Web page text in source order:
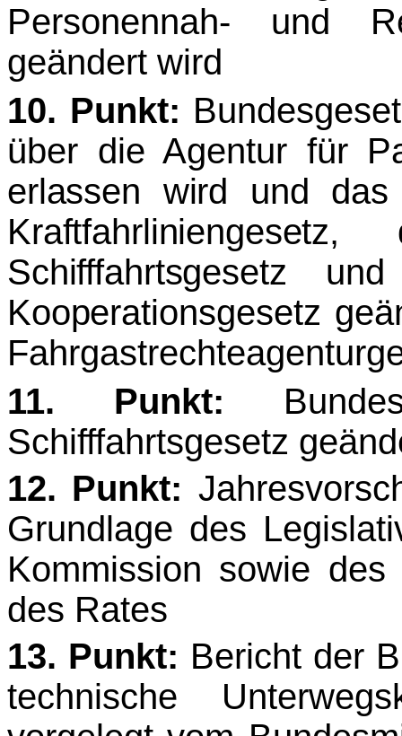
Personennah- und
geändert wird
10. Punkt:
über die Agentur für
erlassen wird und das
Schifffahrtsgesetz
Koope­rationsgesetz
11. Punkt:
Schifffahrtsgesetz
12. Punkt:
Grundlage des
Kommission sowie des
des Rates
13. Punkt: Bericht der
technische